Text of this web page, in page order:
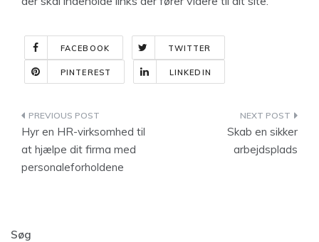
FACEBOOK TWITTER
PINTEREST LINKEDIN
Indlægsnavigation
Hyr en HR-virksomhed til
at hjælpe dit firma med
personaleforholdene
Skab en sikker
arbejdsplads
Søg